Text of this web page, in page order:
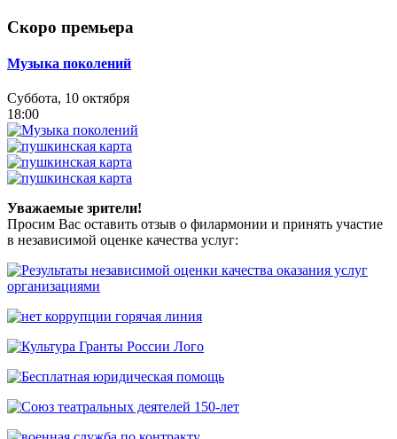
Скоро премьера
Музыка поколений
Суббота, 10 октября
18:00
Уважаемые зрители!
Просим Вас оставить отзыв о филармонии и принять участие
в независимой оценке качества услуг: